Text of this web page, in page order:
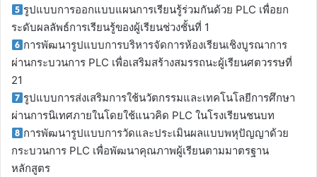
รูปแบบการออกแบบแผนการเรียนรู้ร่วมกันด้วย PLC เพื่อยก
ระดับผลลัพธ์การเรียนรู้ของผู้เรียนช่วงชั้นที่ 1
การพัฒนารูปแบบการบริหารจัดการห้องเรียนเชิงบูรณาการ
ผ่านกระบวนการ PLC เพื่อเสริมสร้างสมรรถนะผู้เรียนศตวรรษที่
21
รูปแบบการส่งเสริมการใช้นวัตกรรมและเทคโนโลยีการศึกษา
ผ่านการนิเทศภายในโดยใช้แนวคิด PLC ในโรงเรียนชนบท
การพัฒนารูปแบบการวัดและประเมินผลแบบพหุปัญญาด้วย
กระบวนการ PLC เพื่อพัฒนาคุณภาพผู้เรียนตามมาตรฐาน
หลักสูตร